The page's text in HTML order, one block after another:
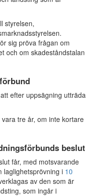
styrelsen,
sig pröva frågan om
och om skadeståndstalan
efter uppsägning utträda
tre år, om inte kortare
beslut
får, med motsvarande
laglighetsprövning i 10
av den som är
som ingår i